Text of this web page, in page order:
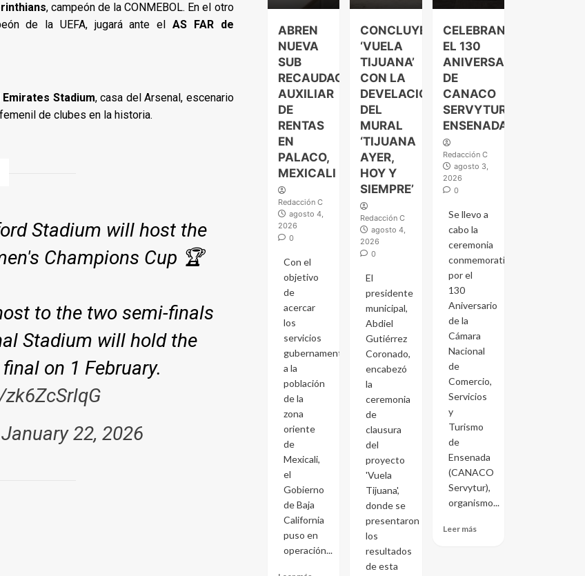
, campeón de la CONMEBOL. En el otro
de la UEFA, jugará ante elAS FAR de
Emirates Stadium, casa del Arsenal, escenario
de clubes en la historia.
Stadium will host the
Champions Cup 🏆
to the two semi-finals
Stadium will hold the
on 1 February.
January 22, 2026
ABREN
NUEVA
SUB
RECAUDACIÓN
AUXILIAR
DE
RENTAS
EN
PALACO,
MEXICALI
Redacción C
agosto 4,
2026
0
Con el
objetivo
de
acercar
los
servicios
gubernamentales
a la
población
de la
zona
oriente
de
Mexicali,
el
Gobierno
de Baja
California
puso en
operación...
CONCLUYE
‘VUELA
TIJUANA’
CON LA
DEVELACIÓN
DEL
MURAL
‘TIJUANA
AYER,
HOY Y
SIEMPRE’
Redacción C
agosto 4,
2026
0
El
presidente
municipal,
Abdiel
Gutiérrez
Coronado,
encabezó
la
ceremonia
de
clausura
del
proyecto
'Vuela
Tijuana',
donde se
presentaron
los
resultados
de esta
CELEBRAN
EL 130
ANIVERSARIO
DE
CANACO
SERVYTUR
ENSENADA
Redacción C
agosto 3,
2026
0
Se llevo a
cabo la
ceremonia
conmemorativa
por el
130
Aniversario
de la
Cámara
Nacional
de
Comercio,
Servicios
y
Turismo
de
Ensenada
(CANACO
Servytur),
organismo...
Leer más